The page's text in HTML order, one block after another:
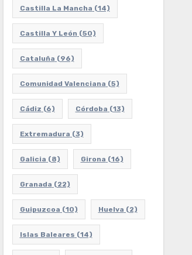
Castilla La Mancha (14)
Castilla Y León (50)
Cataluña (96)
Comunidad Valenciana (5)
Cádiz (6) Córdoba (13)
Extremadura (3)
Galicia (8) Girona (16)
Granada (22)
Guipuzcoa (10) Huelva (2)
Islas Baleares (14)